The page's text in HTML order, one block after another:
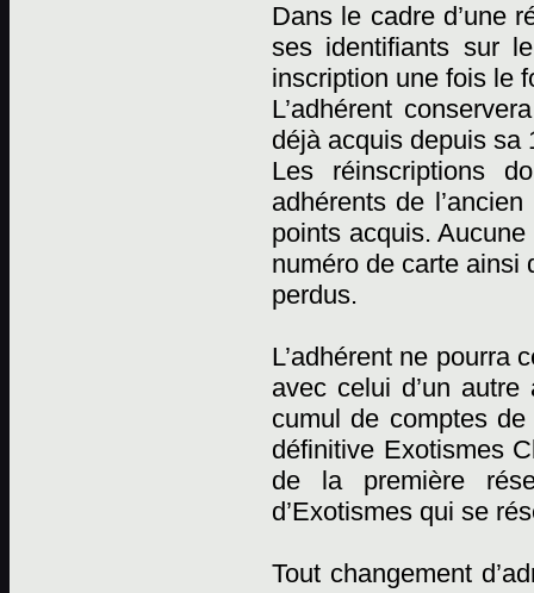
Dans le cadre d’une
ses identifiants sur
inscription une fois le
L’adhérent
déjà acquis depuis sa
Les réinscriptions
adhérents de
points acquis.
numéro de carte ainsi
perdus.
L’adhérent ne pourra
avec celui d’un
cumul de comptes
définitive Exotismes
de la première
d’Exotismes qui se
Tout changement